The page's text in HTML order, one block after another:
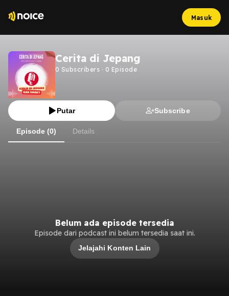
Masuk
Cerita di Jepang
0 Subscribers · 0 Episode
Putar Subscribe
Episode (0) Details
Belum ada episode tersedia
Episode dari podcast ini belum tersedia saat ini.
Jelajahi Konten Lain